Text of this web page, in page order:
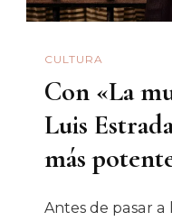
CULTURA
Con «La
Luis
más
Antes de pasar a